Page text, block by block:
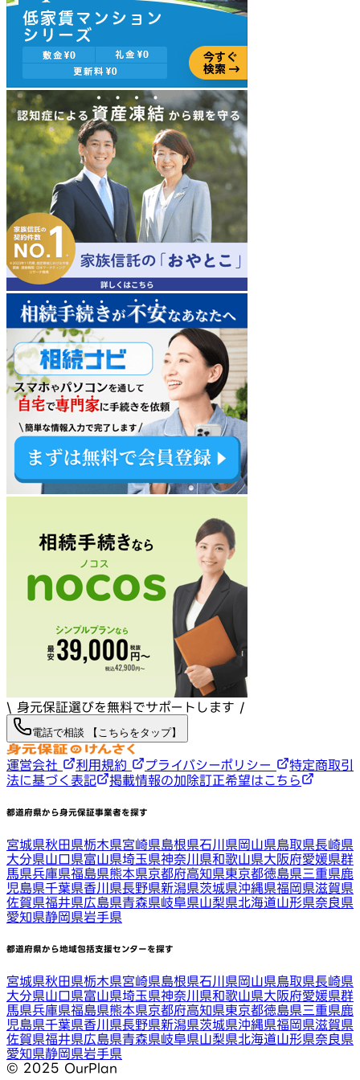
\ 身元保証選びを無料でサポートします /
電話で相談 【こちらをタップ】
運営会社 利用規約 プライバシーポリシー
特定商取引
法に基づく表記
掲載情報の加除訂正希望はこちら
都道府県から身元保証事業者を探す
宮城県秋田県栃木県宮崎県島根県石川県岡山県鳥取県長崎県
大分県山口県富山県埼玉県神奈川県和歌山県大阪府愛媛県群
馬県兵庫県福島県熊本県京都府高知県東京都徳島県三重県鹿
児島県千葉県香川県長野県新潟県茨城県沖縄県福岡県滋賀県
佐賀県福井県広島県青森県岐阜県山梨県北海道山形県奈良県
愛知県静岡県岩手県
都道府県から地域包括支援センターを探す
宮城県秋田県栃木県宮崎県島根県石川県岡山県鳥取県長崎県
大分県山口県富山県埼玉県神奈川県和歌山県大阪府愛媛県群
馬県兵庫県福島県熊本県京都府高知県東京都徳島県三重県鹿
児島県千葉県香川県長野県新潟県茨城県沖縄県福岡県滋賀県
佐賀県福井県広島県青森県岐阜県山梨県北海道山形県奈良県
愛知県静岡県岩手県
©︎ 2025 OurPlan